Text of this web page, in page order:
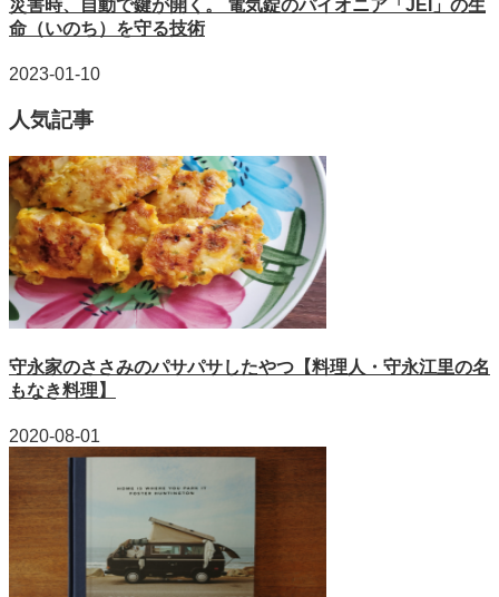
災害時、自動で鍵が開く。 電気錠のパイオニア「JEI」の生
命（いのち）を守る技術
2023-01-10
人気記事
守永家のささみのパサパサしたやつ【料理人・守永江里の名
もなき料理】
2020-08-01